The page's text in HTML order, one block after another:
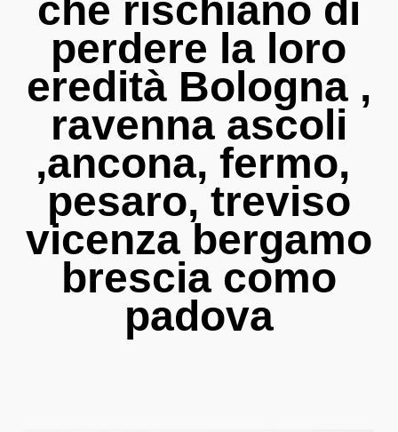
che rischiano di
perdere la loro
eredità Bologna ,
ravenna ascoli
,ancona, fermo,
pesaro, treviso
vicenza bergamo
brescia como
padova